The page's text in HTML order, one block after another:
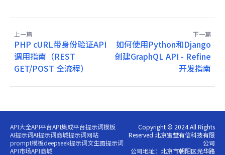
上一篇
PHP cURL带身份验证API
调用指南（REST
GET/POST 全流程）
下一篇
如何使用Python和Django
创建GraphQL API - Refine
开发指南
API大全API平台API集成平台提示词模板
AI提示词AI提示词商城提示词网站
prompt模板deepseek提示词文生图提示词
API市场API商城
Copyright © 2024 All Rights
Reserved 北京蜜堂有信科技有限
公司
公司地址：北京市朝阳区光华路